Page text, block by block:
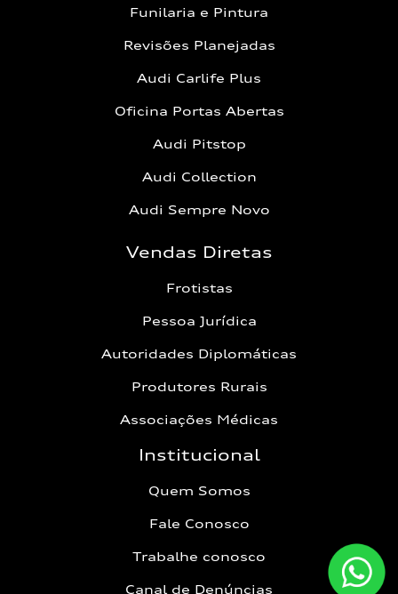
Funilaria e Pintura
Revisões Planejadas
Audi Carlife Plus
Oficina Portas Abertas
Audi Pitstop
Audi Collection
Audi Sempre Novo
Vendas Diretas
Frotistas
Pessoa Jurídica
Autoridades Diplomáticas
Produtores Rurais
Associações Médicas
Institucional
Quem Somos
Fale Conosco
Trabalhe conosco
Canal de Denúncias